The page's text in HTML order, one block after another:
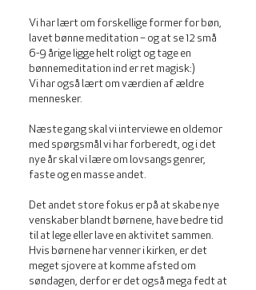
Vi har lært om forskellige former for bøn,
lavet bønne meditation – og at se 12 små
6-9 årige ligge helt roligt og tage en
bønnemeditation ind er ret magisk:)
Vi har også lært om værdien af ældre
mennesker.
Næste gang skal vi interviewe en oldemor
med spørgsmål vi har forberedt, og i det
nye år skal vi lære om lovsangs genrer,
faste og en masse andet.
Det andet store fokus er på at skabe nye
venskaber blandt børnene, have bedre tid
til at lege eller lave en aktivitet sammen.
Hvis børnene har venner i kirken, er det
meget sjovere at komme afsted om
søndagen, derfor er det også mega fedt at